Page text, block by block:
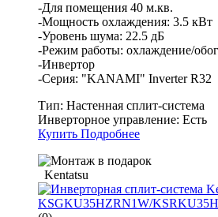
-Для помещения 40 м.кв.
-Мощность охлаждения: 3.5 кВт
-Уровень шума: 22.5 дБ
-Режим работы: охлаждение/
-Инвертор
-Серия: "KANAMI" Inverter R32
Тип: Настенная сплит-система
Инверторное управление: Есть
Купить Подробнее
Kentatsu